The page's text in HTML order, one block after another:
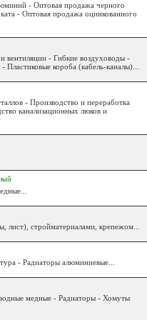
- Оптовая продажа черного
- Оптовая продажа оцинкованного
вентиляции - Гибкие воздуховоды -
короба (кабель-каналы)...
- Производство и переработка
канализационных люков и
лист), стройматериалами, крепежом...
- Радиаторы алюминиевые...
медные - Радиаторы - Хомуты